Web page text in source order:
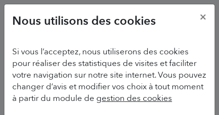
Nous utilisons des cookies ×
Si vous l’acceptez, nous utiliserons des cookies
pour réaliser des statistiques de visites et faciliter
votre navigation sur notre site internet. Vous pouvez
changer d’avis et modifier vos choix à tout moment
à partir du module de gestion des cookies